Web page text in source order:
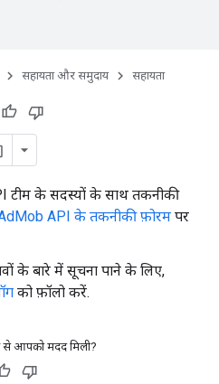
सहायता और समुदाय सहायता
के सदस्यों के साथ तकनीकी
API के तकनीकी फ़ोरम पर
के बारे में सूचना पाने के लिए,
को फ़ॉलो करें.
से आपको मदद मिली?